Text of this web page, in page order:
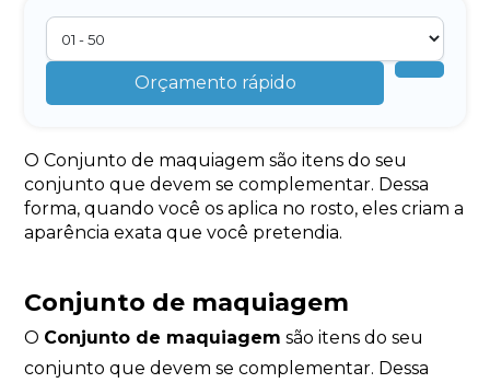
Orçamento rápido
O Conjunto de maquiagem são itens do seu
conjunto que devem se complementar. Dessa
forma, quando você os aplica no rosto, eles criam a
aparência exata que você pretendia.
Conjunto de maquiagem
O Conjunto de maquiagem são itens do seu
conjunto que devem se complementar. Dessa